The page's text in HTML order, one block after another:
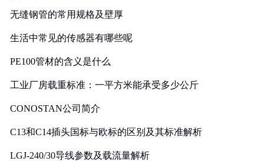
无缝钢管的常用规格及壁厚
生活中常见的传感器有哪些呢
PE100管材的含义是什么
工业厂房载重标准：一平方米能承受多少公斤
CONOSTAN公司简介
C13和C14插头国标与欧标的区别及其标准解析
LGJ-240/30导线参数及载流量解析